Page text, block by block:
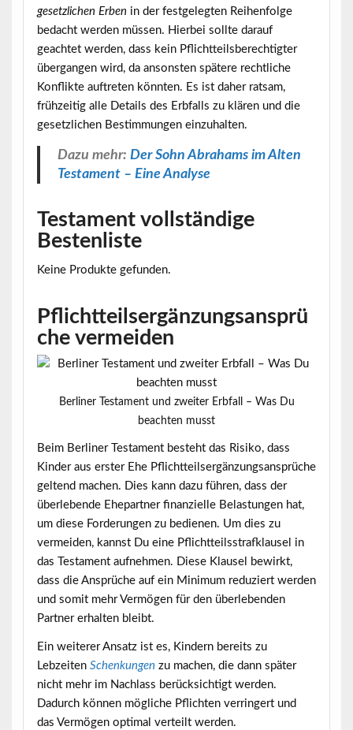
gesetzlichen Erben in der festgelegten Reihenfolge
bedacht werden müssen. Hierbei sollte darauf
geachtet werden, dass kein Pflichtteilsberechtigter
übergangen wird, da ansonsten spätere rechtliche
Konflikte auftreten könnten. Es ist daher ratsam,
frühzeitig alle Details des Erbfalls zu klären und die
gesetzlichen Bestimmungen einzuhalten.
Dazu mehr:Der Sohn Abrahams im Alten
Testament – Eine Analyse
Testament vollständige
Bestenliste
Keine Produkte gefunden.
Pflichtteilsergänzungsansprü
che vermeiden
Berliner Testament und zweiter Erbfall – Was Du
beachten musst
Beim Berliner Testament besteht das Risiko, dass
Kinder aus erster Ehe Pflichtteilsergänzungsansprüche
geltend machen. Dies kann dazu führen, dass der
überlebende Ehepartner finanzielle Belastungen hat,
um diese Forderungen zu bedienen. Um dies zu
vermeiden, kannst Du eine Pflichtteilsstrafklausel in
das Testament aufnehmen. Diese Klausel bewirkt,
dass die Ansprüche auf ein Minimum reduziert werden
und somit mehr Vermögen für den überlebenden
Partner erhalten bleibt.
Ein weiterer Ansatz ist es, Kindern bereits zu
Lebzeiten Schenkungen zu machen, die dann später
nicht mehr im Nachlass berücksichtigt werden.
Dadurch können mögliche Pflichten verringert und
das Vermögen optimal verteilt werden.